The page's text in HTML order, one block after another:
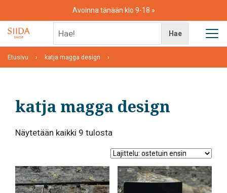
content
Avoinna tänään klo 9-18
Hae
Etusivu katja magga design
katja magga design
Näytetään kaikki 9 tulosta
ensin